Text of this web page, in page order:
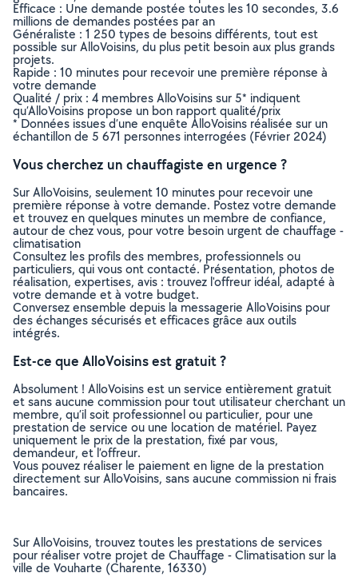
Efficace : Une demande postée toutes les 10 secondes, 3.6
millions de demandes postées par an
Généraliste : 1 250 types de besoins différents, tout est
possible sur AlloVoisins, du plus petit besoin aux plus grands
projets.
Rapide : 10 minutes pour recevoir une première réponse à
votre demande
Qualité / prix : 4 membres AlloVoisins sur 5* indiquent
qu’AlloVoisins propose un bon rapport qualité/prix
* Données issues d’une enquête AlloVoisins réalisée sur un
échantillon de 5 671 personnes interrogées (Février 2024)
Vous cherchez un chauffagiste en urgence ?
Sur AlloVoisins, seulement 10 minutes pour recevoir une
première réponse à votre demande. Postez votre demande
et trouvez en quelques minutes un membre de confiance,
autour de chez vous, pour votre besoin urgent de chauffage -
climatisation
Consultez les profils des membres, professionnels ou
particuliers, qui vous ont contacté. Présentation, photos de
réalisation, expertises, avis : trouvez l'offreur idéal, adapté à
votre demande et à votre budget.
Conversez ensemble depuis la messagerie AlloVoisins pour
des échanges sécurisés et efficaces grâce aux outils
intégrés.
Est-ce que AlloVoisins est gratuit ?
Absolument ! AlloVoisins est un service entièrement gratuit
et sans aucune commission pour tout utilisateur cherchant un
membre, qu’il soit professionnel ou particulier, pour une
prestation de service ou une location de matériel. Payez
uniquement le prix de la prestation, fixé par vous,
demandeur, et l’offreur.
Vous pouvez réaliser le paiement en ligne de la prestation
directement sur AlloVoisins, sans aucune commission ni frais
bancaires.
Sur AlloVoisins, trouvez toutes les prestations de services
pour réaliser votre projet de Chauffage - Climatisation sur la
ville de Vouharte (Charente, 16330)